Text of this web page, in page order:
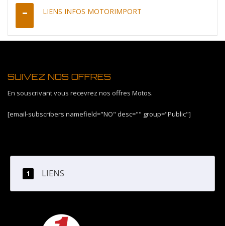
LIENS INFOS MOTORIMPORT
SUIVEZ NOS OFFRES
En souscrivant vous recevrez nos offres Motos.
[email-subscribers namefield="NO" desc="" group="Public"]
LIENS